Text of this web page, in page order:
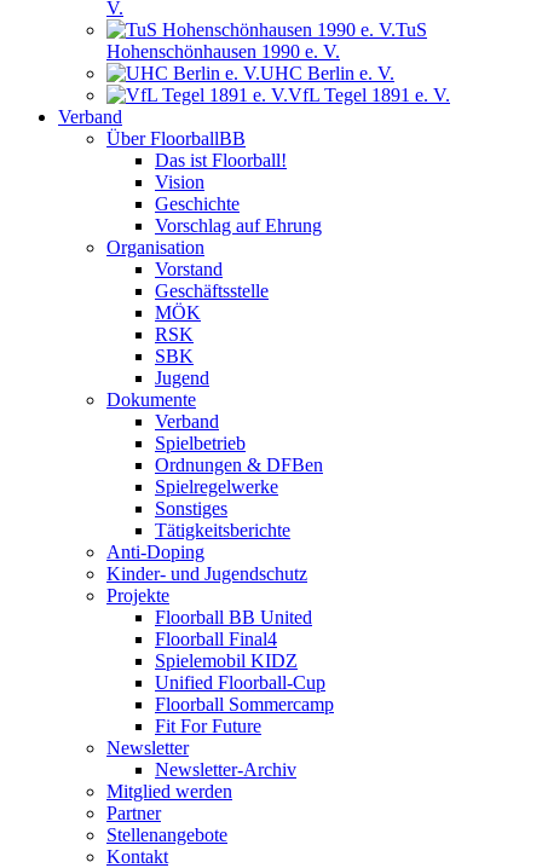
V.
TuS
Hohenschönhausen 1990 e. V.
UHC Berlin e. V.
VfL Tegel 1891 e. V.
Verband
Über FloorballBB
Das ist Floorball!
Vision
Geschichte
Vorschlag auf Ehrung
Organisation
Vorstand
Geschäftsstelle
MÖK
RSK
SBK
Jugend
Dokumente
Verband
Spielbetrieb
Ordnungen & DFBen
Spielregelwerke
Sonstiges
Tätigkeitsberichte
Anti-Doping
Kinder- und Jugendschutz
Projekte
Floorball BB United
Floorball Final4
Spielemobil KIDZ
Unified Floorball-Cup
Floorball Sommercamp
Fit For Future
Newsletter
Newsletter-Archiv
Mitglied werden
Partner
Stellenangebote
Kontakt